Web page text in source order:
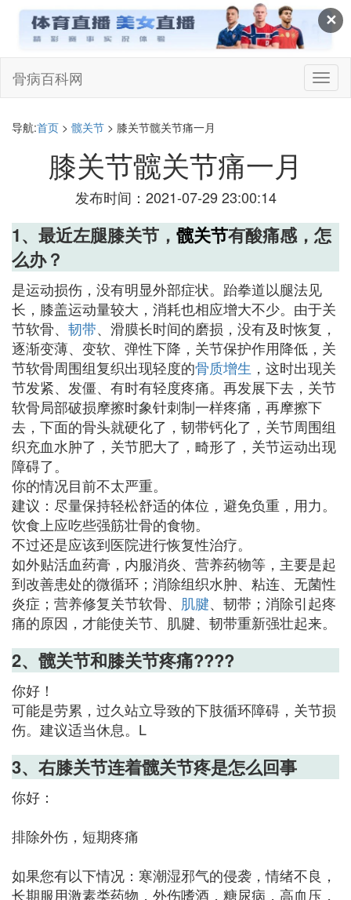
✕
切
换
骨病百科网
导航:首页 > 髋关节 > 膝关节髋关节痛一月
膝关节髋关节痛一月
发布时间：2021-07-29 23:00:14
1、最近左腿膝关节， 髋关节有酸痛感，怎
么办？
是运动损伤，没有明显外部症状。跆拳道以腿法见
长，膝盖运动量较大，消耗也相应增大不少。由于关
节软骨、 韧带、滑膜长时间的磨损，没有及时恢复，
逐渐变薄、变软、弹性下降，关节保护作用降低，关
节软骨周围组复织出现轻度的骨质增生 ，这时出现关
节发紧、发僵、有时有轻度疼痛。再发展下去，关节
软骨局部破损摩擦时象针刺制一样疼痛，再摩擦下
去，下面的骨头就硬化了，韧带钙化了，关节周围组
织充血水肿了，关节肥大了，畸形了，关节运动出现
障碍了。
你的情况目前不太严重。
建议：尽量保持轻松舒适的体位，避免负重，用力。
饮食上应吃些强筋壮骨的食物。
不过还是应该到医院进行恢复性治疗。
如外贴活血药膏，内服消炎、营养药物等，主要是起
到改善患处的微循环；消除组织水肿、粘连、无菌性
炎症；营养修复关节软骨、 肌腱、韧带；消除引起疼
痛的原因，才能使关节、肌腱、韧带重新强壮起来。
2、髋关节和膝关节疼痛????
你好！
可能是劳累，过久站立导致的下肢循环障碍，关节损
伤。建议适当休息。L
3、右膝关节连着髋关节疼是怎么回事
你好：
排除外伤，短期疼痛
如果您有以下情况：寒潮湿邪气的侵袭，情绪不良，
长期服用激素类药物，外伤嗜酒，糖尿病，高血压，